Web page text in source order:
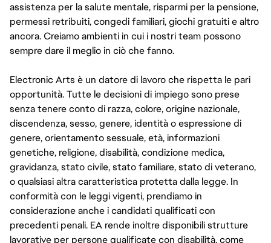
assistenza per la salute mentale, risparmi per la pensione,
permessi retribuiti, congedi familiari, giochi gratuiti e altro
ancora. Creiamo ambienti in cui i nostri team possono
sempre dare il meglio in ciò che fanno.
Electronic Arts è un datore di lavoro che rispetta le pari
opportunità. Tutte le decisioni di impiego sono prese
senza tenere conto di razza, colore, origine nazionale,
discendenza, sesso, genere, identità o espressione di
genere, orientamento sessuale, età, informazioni
genetiche, religione, disabilità, condizione medica,
gravidanza, stato civile, stato familiare, stato di veterano,
o qualsiasi altra caratteristica protetta dalla legge. In
conformità con le leggi vigenti, prendiamo in
considerazione anche i candidati qualificati con
precedenti penali. EA rende inoltre disponibili strutture
lavorative per persone qualificate con disabilità, come